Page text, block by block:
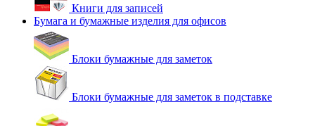
Книги для записей
Бумага и бумажные изделия для офисов
Блоки бумажные для заметок
Блоки бумажные для заметок в подставке